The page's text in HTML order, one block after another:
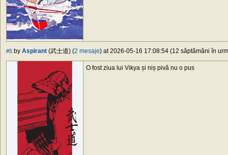
#5 by Aspirant (武士道) (2 mesaje) at 2026-05-16 17:08:54 (12 săptămâni în
O fost ziua lui Vikya și niș pivă nu o pus